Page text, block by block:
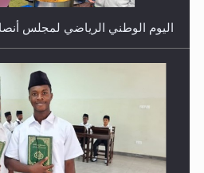
اليوم الوطني الرياضي لمجلس